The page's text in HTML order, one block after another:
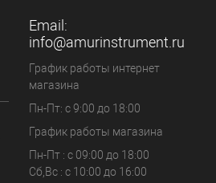
Email:
info@amurinstrument.ru
График работы интернет
магазина
Пн-Пт: с 9:00 до 18:00
График работы магазина
Пн-Пт : с 09:00 до 18:00
Сб,Вс : c 10:00 до 16:00